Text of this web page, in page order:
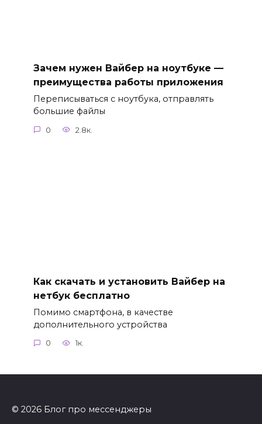
Зачем нужен Вайбер на ноутбуке —
преимущества работы приложения
Переписываться с ноутбука, отправлять
большие файлы
0 2.8к.
Как скачать и установить Вайбер на
нетбук бесплатно
Помимо смартфона, в качестве
дополнительного устройства
0 1к.
© 2026 Блог про мессенджеры